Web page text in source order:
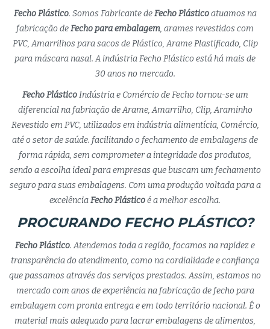
Fecho Plástico. Somos Fabricante deFecho Plásticoatuamos na
fabricação deFecho para embalagem, arames revestidos com
PVC, Amarrilhos para sacos de Plástico, Arame Plastificado, Clip
para máscara nasal. A indústria Fecho Plástico está há mais de
30 anos no mercado.
Fecho PlásticoIndústria e Comércio de Fecho tornou-se um
diferencial na fabriação de Arame, Amarrilho, Clip, Araminho
Revestido em PVC, utilizados em indústria alimentícia, Comércio,
até o setor de saúde. facilitando o fechamento de embalagens de
forma rápida, sem comprometer a integridade dos produtos,
sendo a escolha ideal para empresas que buscam um fechamento
seguro para suas embalagens. Com uma produção voltada para a
excelênciaFecho Plásticoé a melhor escolha.
PROCURANDO FECHO PLÁSTICO?
Fecho Plástico. Atendemos toda a região, focamos na rapidez e
transparência do atendimento, como na cordialidade e confiança
que passamos através dos serviços prestados. Assim, estamos no
mercado com anos de experiência na fabricação de fecho para
embalagem com pronta entrega e em todo território nacional. É o
material mais adequado para lacrar embalagens de alimentos,